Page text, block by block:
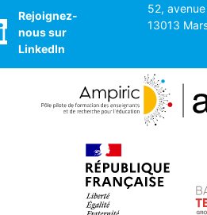
Rejoignez-
nous sur
LinkedIn
52,
13013